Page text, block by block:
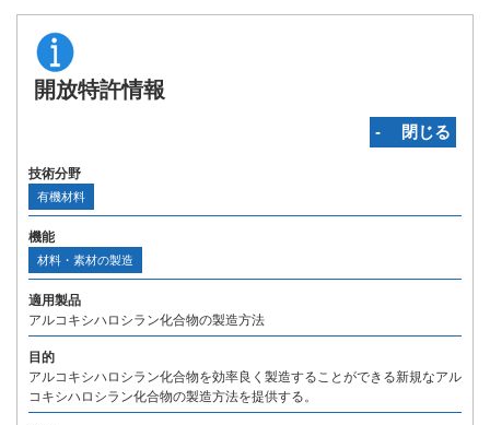
開放特許情報
‐ 閉じる
技術分野
有機材料
機能
材料・素材の製造
適用製品
アルコキシハロシラン化合物の製造方法
目的
アルコキシハロシラン化合物を効率良く製造することができる新規なアル
コキシハロシラン化合物の製造方法を提供する。